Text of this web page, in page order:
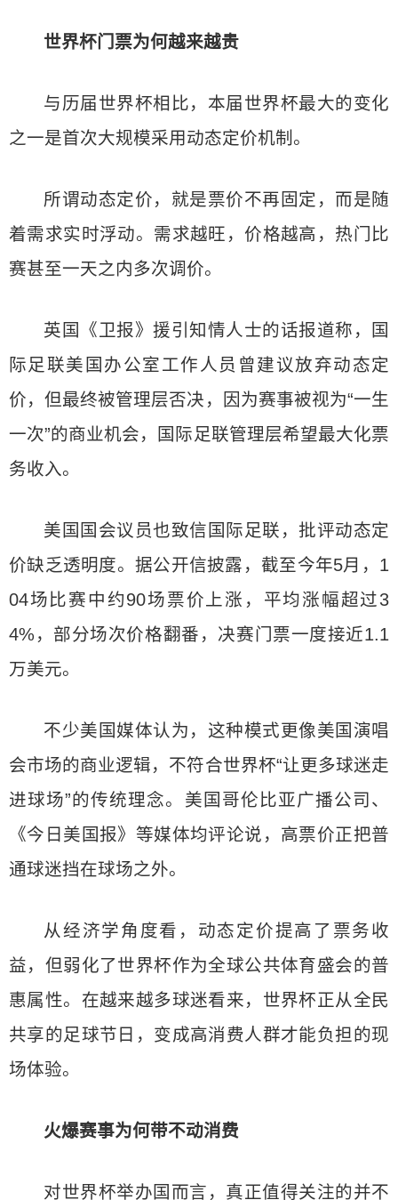
世界杯门票为何越来越贵
与历届世界杯相比，本届世界杯最大的变化
之一是首次大规模采用动态定价机制。
所谓动态定价，就是票价不再固定，而是随
着需求实时浮动。需求越旺，价格越高，热门比
赛甚至一天之内多次调价。
英国《卫报》援引知情人士的话报道称，国
际足联美国办公室工作人员曾建议放弃动态定
价，但最终被管理层否决，因为赛事被视为“一生
一次”的商业机会，国际足联管理层希望最大化票
务收入。
美国国会议员也致信国际足联，批评动态定
价缺乏透明度。据公开信披露，截至今年5月，1
04场比赛中约90场票价上涨，平均涨幅超过3
4%，部分场次价格翻番，决赛门票一度接近1.1
万美元。
不少美国媒体认为，这种模式更像美国演唱
会市场的商业逻辑，不符合世界杯“让更多球迷走
进球场”的传统理念。美国哥伦比亚广播公司、
《今日美国报》等媒体均评论说，高票价正把普
通球迷挡在球场之外。
从经济学角度看，动态定价提高了票务收
益，但弱化了世界杯作为全球公共体育盛会的普
惠属性。在越来越多球迷看来，世界杯正从全民
共享的足球节日，变成高消费人群才能负担的现
场体验。
火爆赛事为何带不动消费
对世界杯举办国而言，真正值得关注的并不